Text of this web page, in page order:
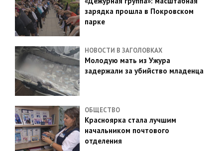
зарядка прошла в Покровском
парке
НОВОСТИ В ЗАГОЛОВКАХ
Молодую мать из Ужура
задержали за убийство младенца
ОБЩЕСТВО
Красноярка стала лучшим
начальником почтового
отделения